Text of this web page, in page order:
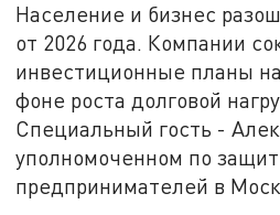
Население и бизнес
от 2026 года. Компании
инвестиционные планы
фоне роста долговой
Специальный гость -
уполномоченном по
предпринимателей в